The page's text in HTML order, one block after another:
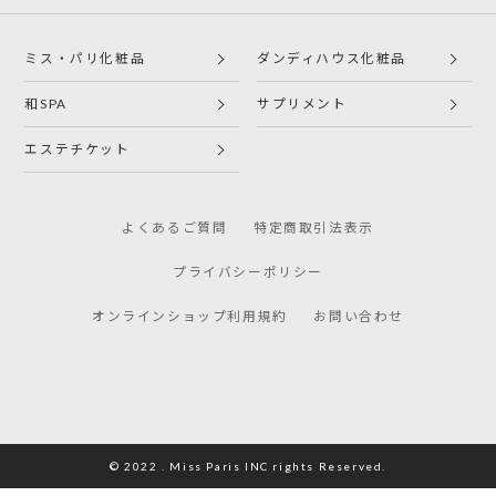
ミス・パリ化粧品 ダンディハウス化粧品
和SPA サプリメント
エステチケット
よくあるご質問 特定商取引法表示
プライバシーポリシー
オンラインショップ利用規約 お問い合わせ
© 2022 . Miss Paris INC rights Reserved.